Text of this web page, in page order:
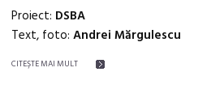
Proiect: DSBA
Text, foto:Andrei Mărgulescu
CITEŞTE MAI MULT